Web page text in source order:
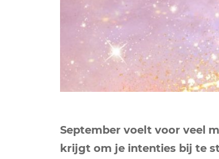
September voelt voor veel
krijgt om je intenties bij te